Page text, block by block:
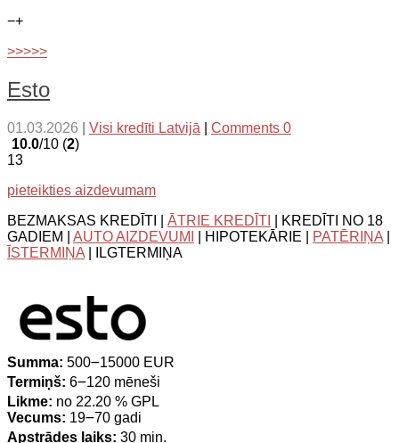
−+
>>>>>
Esto
01.03.2026 Visi kredīti Latvijā
Comments 0
10.0/10 (2)
13
pieteikties aizdevumam
BEZMAKSAS KREDĪTI | ĀTRIE KREDĪTI
| KREDĪTI NO 18
GADIEM | AUTO AIZDEVUMI | HIPOTEKĀRIE | PATĒRIŅA
ĪSTERMIŅA | ILGTERMIŅA
Summa: 500౼15000 EUR
Termiņš: 6౼120 mēneši
Likme: no 22.20 % GPL
Vecums: 19౼70 gadi
Apstrādes laiks: 30 min.